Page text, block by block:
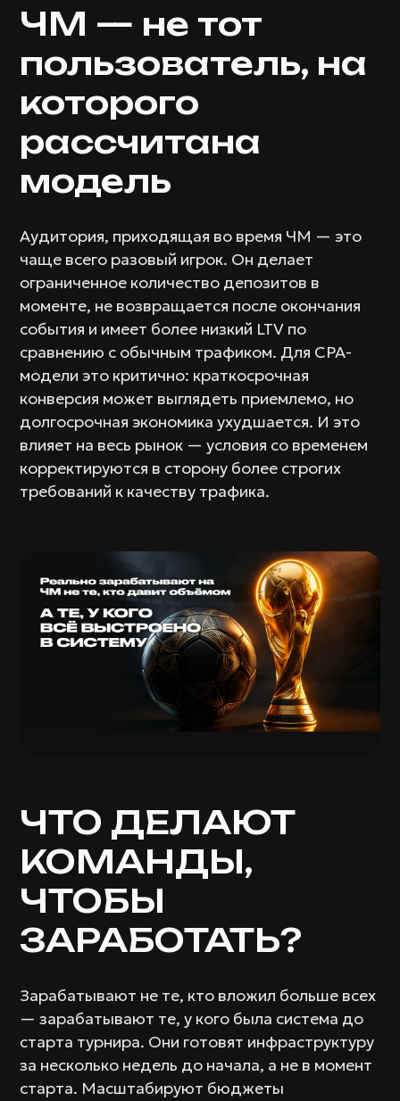
ЧМ — не тот
пользователь, на
которого
рассчитана
модель
Аудитория, приходящая во время ЧМ — это
чаще всего разовый игрок. Он делает
ограниченное количество депозитов в
моменте, не возвращается после окончания
события и имеет более низкий LTV по
сравнению с обычным трафиком. Для CPA-
модели это критично: краткосрочная
конверсия может выглядеть приемлемо, но
долгосрочная экономика ухудшается. И это
влияет на весь рынок — условия со временем
корректируются в сторону более строгих
требований к качеству трафика.
ЧТО ДЕЛАЮТ
КОМАНДЫ,
ЧТОБЫ
ЗАРАБОТАТЬ?
Зарабатывают не те, кто вложил больше всех
— зарабатывают те, у кого была система до
старта турнира. Они готовят инфраструктуру
за несколько недель до начала, а не в момент
старта. Масштабируют бюджеты